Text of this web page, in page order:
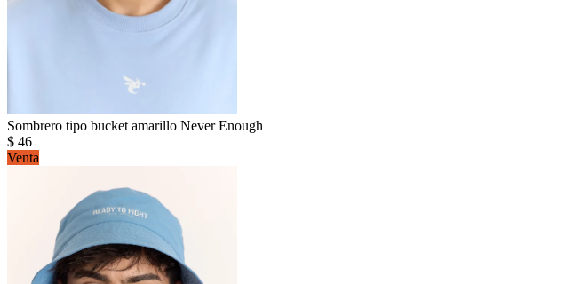
Sombrero tipo bucket amarillo Never Enough
$ 46
Venta